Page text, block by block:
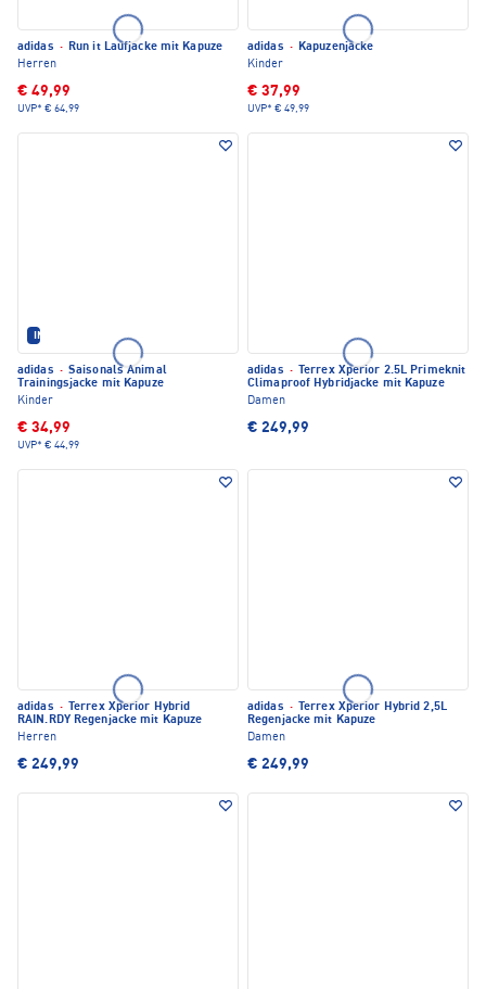
adidas · Run it Laufjacke mit Kapuze
Herren
€ 49,99
UVP* € 64,99
adidas · Kapuzenjacke
Kinder
€ 37,99
UVP* € 49,99
IM SET ERHÄLTLICH
adidas · Saisonals Animal
Trainingsjacke mit Kapuze
Kinder
€ 34,99
UVP* € 44,99
adidas ·
Terrex Xperior 2.5L Primeknit
Climaproof Hybridjacke mit Kapuze
Damen
€ 249,99
adidas ·
Terrex Xperior Hybrid
RAIN.RDY Regenjacke mit Kapuze
Herren
€ 249,99
adidas ·
Terrex Xperior Hybrid 2,5L
Regenjacke mit Kapuze
Damen
€ 249,99